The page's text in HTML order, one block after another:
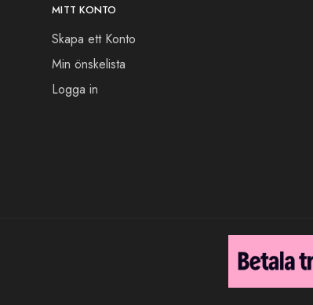
MITT KONTO
Skapa ett Konto
Min önskelista
Logga in